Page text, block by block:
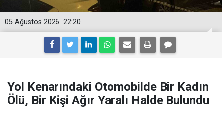
22:20
05 Ağustos 2026
Yol Kenarındaki Otomobilde Bir Kadın
Ölü, Bir Kişi Ağır Yaralı Halde Bulundu